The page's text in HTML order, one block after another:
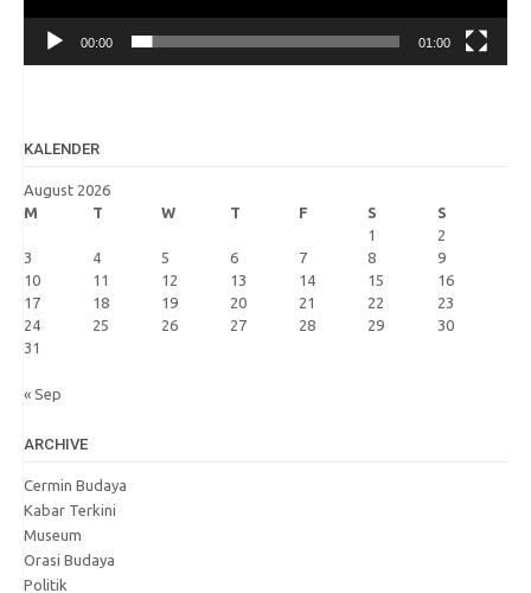
00:00 01:00
KALENDER
August 2026
M
T W T F S
S
1
2
3
4 5 6 7 8
9
10
11 12 13 14 15
16
17
18 19 20 21 22
23
24
25 26 27 28 29
30
31
« Sep
ARCHIVE
Cermin Budaya
Kabar Terkini
Museum
Orasi Budaya
Politik